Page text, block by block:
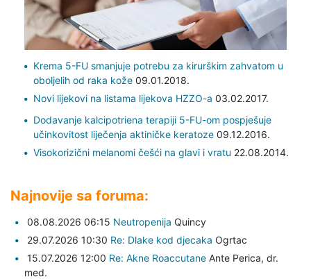
Krema 5-FU smanjuje potrebu za kirurškim zahvatom u
oboljelih od raka kože09.01.2018.
Novi lijekovi na listama lijekova HZZO-a 03.02.2017.
Dodavanje kalcipotriena terapiji 5-FU-om pospješuje
učinkovitost liječenja aktiničke keratoze09.12.2016.
Visokorizični melanomi češći na glavi i vratu 22.08.2014.
Najnovije sa foruma:
08.08.2026 06:15 Neutropenija Quincy
29.07.2026 10:30 Re: Dlake kod djecaka Ogrtac
15.07.2026 12:00 Re: Akne Roaccutane Ante Perica, dr.
med.